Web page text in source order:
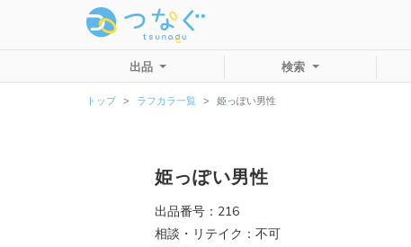
出品 検索
トップ ラフカラ一覧 姫っぽい男性
姫っぽい男性
出品番号：216
相談・リテイク：不可